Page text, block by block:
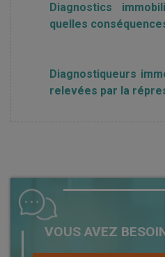
Diagnostics
quelles
Diagnostiqueurs
relevées par la
VOUS AVEZ